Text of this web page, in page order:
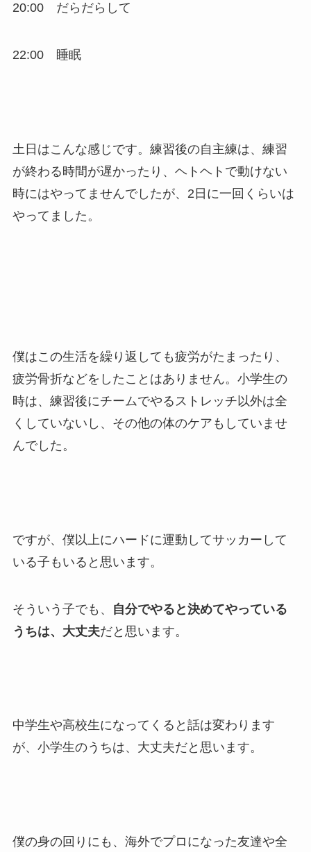
20:00 だらだらして
22:00 睡眠
土日はこんな感じです。練習後の自主練は、練習
が終わる時間が遅かったり、ヘトヘトで動けない
時にはやってませんでしたが、2日に一回くらいは
やってました。
僕はこの生活を繰り返しても疲労がたまったり、
疲労骨折などをしたことはありません。小学生の
時は、練習後にチームでやるストレッチ以外は全
くしていないし、その他の体のケアもしていませ
んでした。
ですが、僕以上にハードに運動してサッカーして
いる子もいると思います。
そういう子でも、
自分でやると決めてやっている
うちは、大丈夫だと思います。
中学生や高校生になってくると話は変わります
が、小学生のうちは、大丈夫だと思います。
僕の身の回りにも、海外でプロになった友達や全